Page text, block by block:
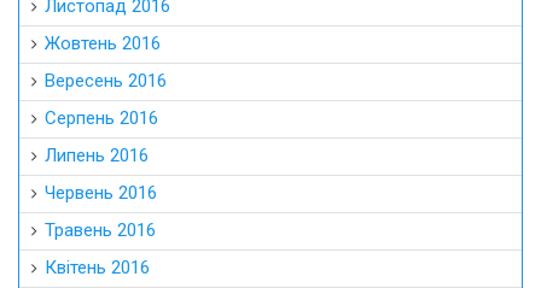
Листопад 2016
Жовтень 2016
Вересень 2016
Серпень 2016
Липень 2016
Червень 2016
Травень 2016
Квітень 2016